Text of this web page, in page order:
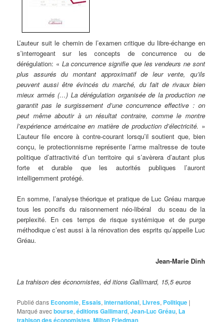
L’auteur suit le chemin de l’examen critique du libre-échange en
s’interrogeant sur les concepts de concurrence ou de
dérégulation: « La concurrence signifie que les vendeurs ne sont
plus assurés du montant approximatif de leur vente, qu’ils
peuvent aussi être évincés du marché, du fait de rivaux bien
mieux armés (…) La dérégulation organisée de la production ne
garantit pas le surgissement d’une concurrence effective : on
peut même aboutir à un résultat contraire, comme le montre
l’expérience américaine en matière de production d’électricité. »
L’auteur file encore à contre-courant lorsqu’il soutient que, bien
conçu, le protectionnisme représente l’arme maîtresse de toute
politique d’attractivité d’un territoire qui s’avèrera d’autant plus
forte et durable que les autorités publiques l’auront
intelligemment protégé.
En somme, l’analyse théorique et pratique de Luc Gréau marque
tous les poncifs du raisonnement néo-libéral du sceau de la
perplexité. En ces temps de risque systémique et de purge
méthodique c’est aussi à la rénovation des esprits qu’appelle Luc
Gréau.
Jean-Marie Dinh
La trahison des économistes, éd itions Gallimard, 15,5 euros
Publié dans Economie, Essais,international, Livres, Politique |
Marqué avecbourse,éditions Gallimard,Jean-Luc Gréau, La
trahison des économistes,Milton Friedman